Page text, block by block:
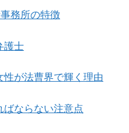
務所の特徴
護士
が法曹界で輝く理由
ばならない注意点